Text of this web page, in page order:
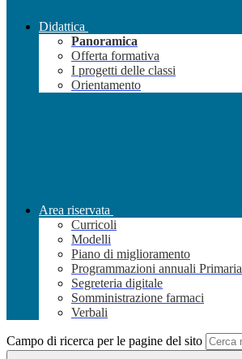
Didattica
Panoramica
Offerta formativa
I progetti delle classi
Orientamento
Area riservata
Curricoli
Modelli
Piano di miglioramento
Programmazioni annuali Primaria
Segreteria digitale
Somministrazione farmaci
Verbali
Campo di ricerca per le pagine del sito